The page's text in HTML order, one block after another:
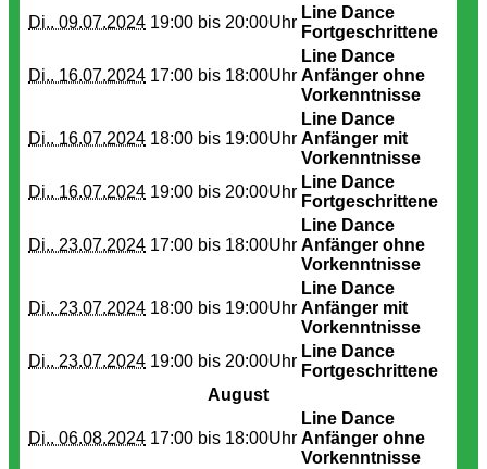
Di.. 09.07.2024 19:00 bis 20:00Uhr
Line Dance
Fortgeschrittene
Di.. 16.07.2024 17:00 bis 18:00Uhr
Line Dance
Anfänger ohne
Vorkenntnisse
Di.. 16.07.2024 18:00 bis 19:00Uhr
Line Dance
Anfänger mit
Vorkenntnisse
Di.. 16.07.2024 19:00 bis 20:00Uhr
Line Dance
Fortgeschrittene
Di.. 23.07.2024 17:00 bis 18:00Uhr
Line Dance
Anfänger ohne
Vorkenntnisse
Di.. 23.07.2024 18:00 bis 19:00Uhr
Line Dance
Anfänger mit
Vorkenntnisse
Di.. 23.07.2024 19:00 bis 20:00Uhr
Line Dance
Fortgeschrittene
August
Di.. 06.08.2024 17:00 bis 18:00Uhr
Line Dance
Anfänger ohne
Vorkenntnisse